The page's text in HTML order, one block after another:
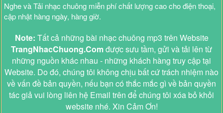
Nghe và Tải nhạc chuông miễn phí chất lượng cao cho điện thoại,
cập nhật hàng ngày, hàng giờ.
Note: Tất cả những bài nhạc chuông mp3 trên Website
TrangNhacChuong.Comđược sưu tầm, gửi và tải lên từ
những nguồn khác nhau - những khách hàng truy cập tại
Website. Do đó, chúng tôi không chịu bất cứ trách nhiệm nào
về vấn đề bản quyền, nếu bạn có thắc mắc gì về bản quyền
tác giả vui lòng liên hệ Email trên để chúng tôi xóa bỏ khỏi
website nhé. Xin Cảm Ơn!